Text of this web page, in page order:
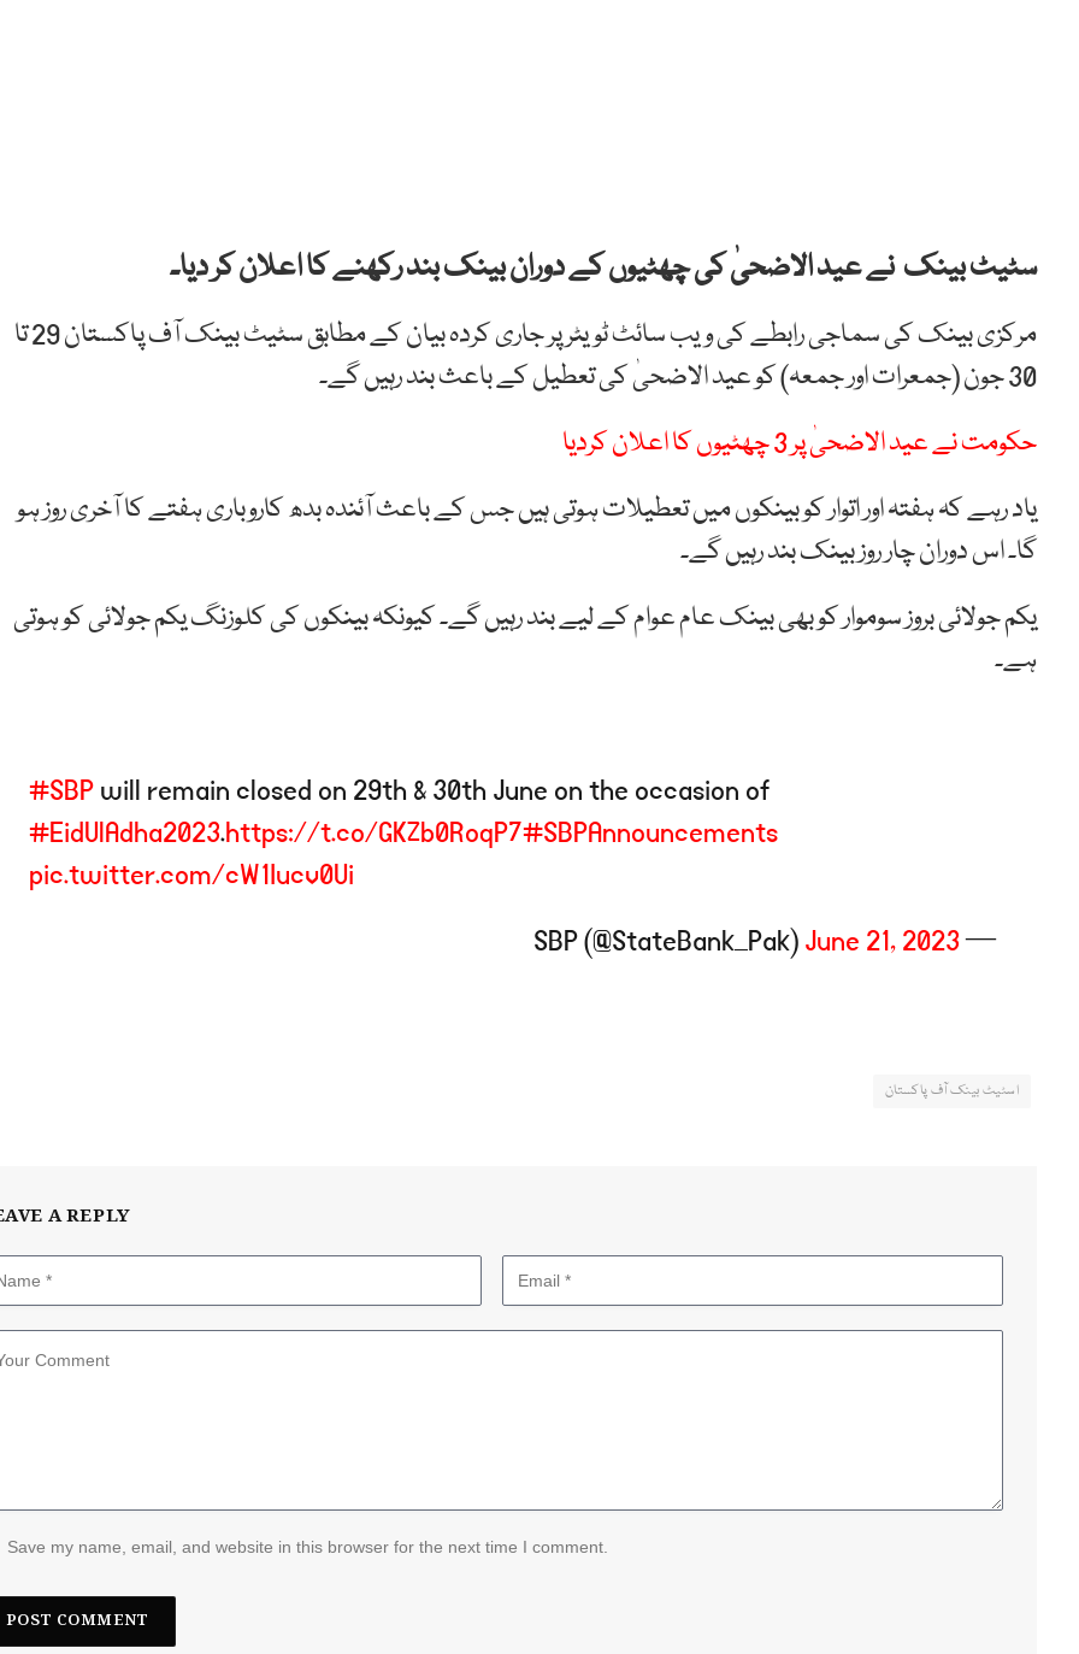
سٹیٹ بینک نے عید الاضحیٰ کی چھٹیوں کے دوران بینک بند رکھنے کا اعلان کر دیا۔
مرکزی بینک کی سماجی رابطے کی ویب سائٹ ٹویٹر پر جاری کردہ بیان کے مطابق سٹیٹ بینک آف پاکستان 29 تا
30 جون (جمعرات اور جمعہ) کو عید الاضحیٰ کی تعطیل کے باعث بند رہیں گے۔
حکومت نے عید الاضحیٰ پر 3 چھٹیوں کا اعلان کردیا
یاد رہے کہ ہفتہ اور اتوار کو بینکوں میں تعطیلات ہوتی ہیں جس کے باعث آئندہ بدھ کاروباری ہفتے کا آخری روز ہو
گا۔ اس دوران چار روز بینک بند رہیں گے۔
یکم جولائی بروز سوموار کو بھی بینک عام عوام کے لیے بند رہیں گے۔ کیونکہ بینکوں کی کلوزنگ یکم جولائی کو ہوتی
ہے۔
#SBPwill remain closed on 29th & 30th June on the occasion of
#EidUlAdha2023.https://t.co/GKZb0RoqP7#SBPAnnouncements
pic.twitter.com/cW1Iucv0Ui
— SBP (@StateBank_Pak)
June 21, 2023
اسٹیٹ بینک آف پاکستان
A REPLY
Save my name, email, and website in this browser for the next time I comment.